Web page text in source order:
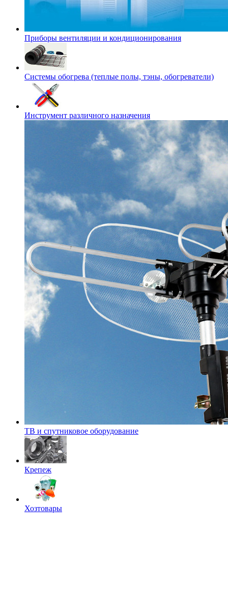
Приборы вентиляции и кондиционирования
Системы обогрева (теплые полы, тэны, обогреватели)
Инструмент различного назначения
ТВ и спутниковое оборудование
Крепеж
Хозтовары